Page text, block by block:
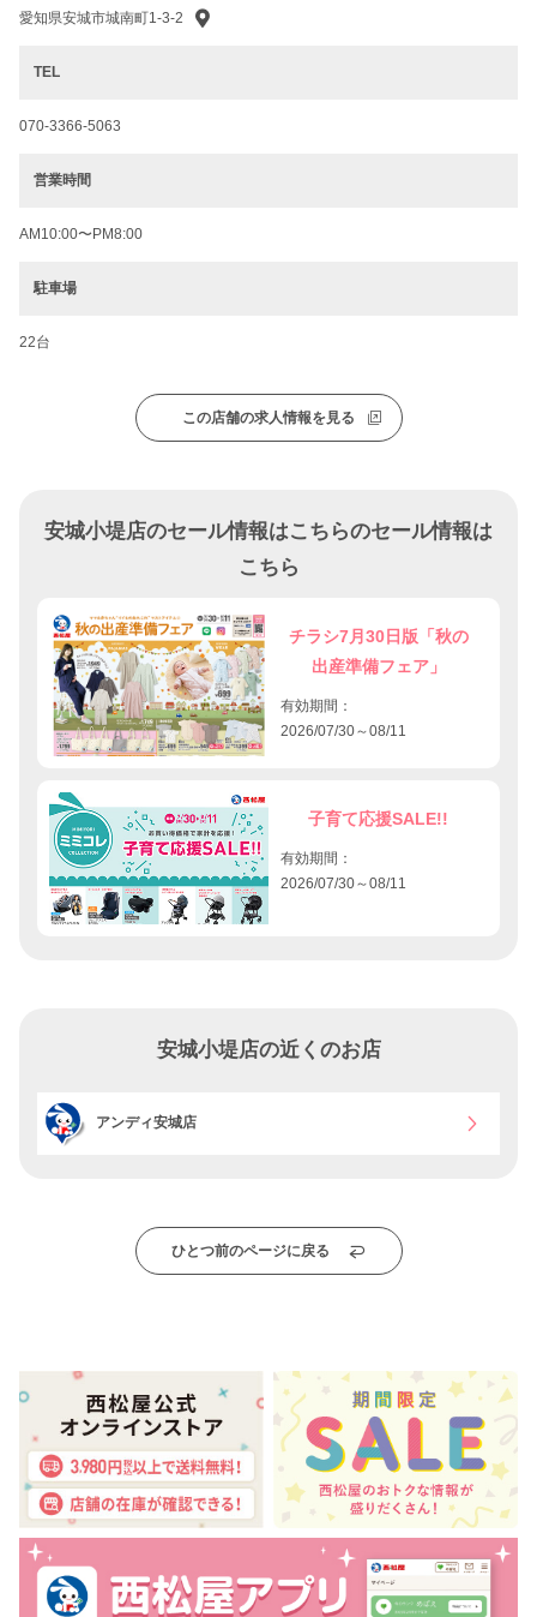
愛知県安城市城南町1-3-2
TEL
070-3366-5063
営業時間
AM10:00〜PM8:00
駐車場
22台
この店舗の求人情報を見る
安城小堤店のセール情報はこちらのセール情報は
こちら
チラシ7月30日版「秋の
出産準備フェア」
有効期間：
2026/07/30～08/11
子育て応援SALE!!
有効期間：
2026/07/30～08/11
安城小堤店の近くのお店
アンディ安城店
ひとつ前のページに戻る